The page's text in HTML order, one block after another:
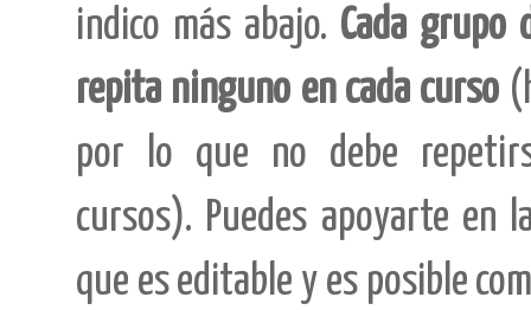
indico más abajo. Cada grupo
repita ninguno en cada curso
por lo que no debe
cursos). Puedes apoyarte en
que es editable y es posible